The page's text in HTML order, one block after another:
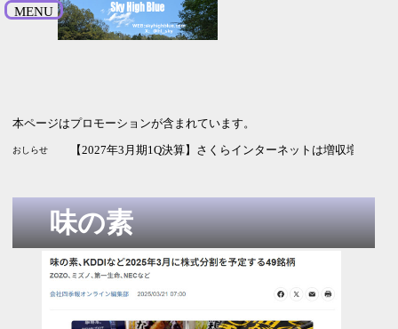
MENU
本ページはプロモーションが含まれています。
おしらせ 【2026年9月期3Q決算】HENNGEは増収増益 純利益の進捗率
【2027年3月期1Q決算】ソシオネクストは増収も利益は赤字
【2027年3月期1Q決算】さくらインターネットは増収増益
味の素